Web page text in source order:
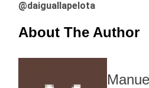
@daiguallapelota
About The Author